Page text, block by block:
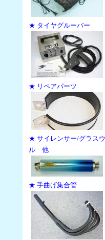
★ タイヤグルーバー
★ リペアパーツ
★ サイレンサー/グラス
ル 他
★ 手曲げ集合管